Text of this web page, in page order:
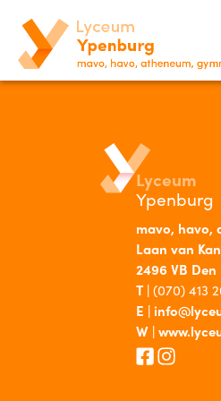
Er is een fout
Lyceum
Ypenburg
mavo, havo,
Laan van
2496 VB
T |(070) 413
E |
W |